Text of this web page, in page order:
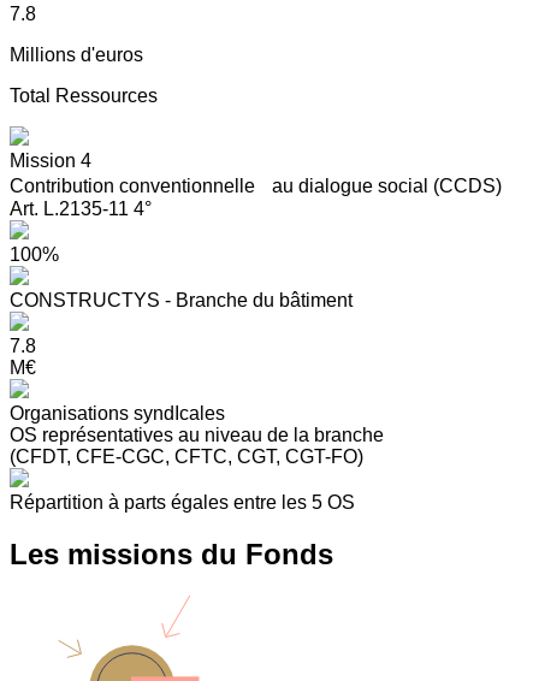
7.8
Millions d'euros
Total Ressources
Mission 4
Contribution conventionnelle au dialogue social (CCDS)
Art. L.2135-11 4°
100%
CONSTRUCTYS - Branche du bâtiment
7.8
M€
Organisations syndIcales
OS représentatives au niveau de la branche
(CFDT, CFE-CGC, CFTC, CGT, CGT-FO)
Répartition à parts égales entre les 5 OS
Les missions du Fonds